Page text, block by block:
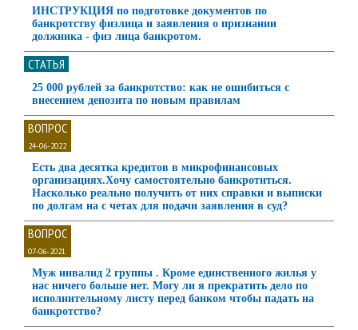
ИНСТРУКЦИЯ по подготовке документов по
банкротству физлица и заявления о признании
должника - физ лица банкротом.
СТАТЬЯ
25 000 рублей за банкротство: как не ошибиться с
внесением депозита по новым правилам
ВОПРОС
24-06-2022
Есть два десятка кредитов в микрофинансовых
организациях.Хочу самостоятельно банкротиться.
Насколько реально получить от них справки и выписки
по долгам на с четах для подачи заявления в суд?
ВОПРОС
07-06-2021
Муж инвалид 2 группы . Кроме единственного жилья у
нас ничего больше нет. Могу ли я прекратить дело по
исполнительному листу перед банком чтобы падать на
банкротство?